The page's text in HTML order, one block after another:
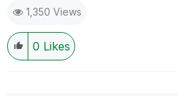
1,350 Views
0 Likes